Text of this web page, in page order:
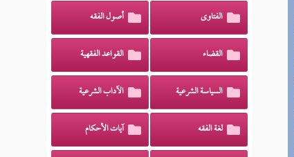
الفتاوى أصول الفقه
القضاء القواعد الفقهية
السياسة الشرعية الآداب الشرعية
لغة الفقه آيات الأحكام